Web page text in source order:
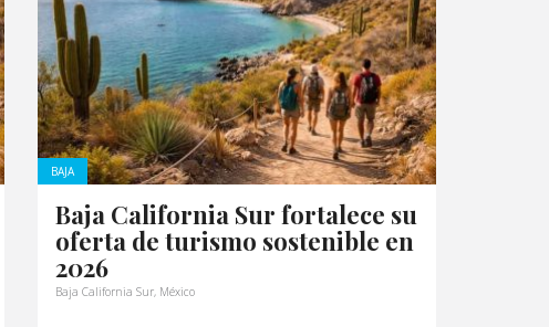
BAJA
Baja California Sur fortalece su
oferta de turismo sostenible en
2026
Baja California Sur, México